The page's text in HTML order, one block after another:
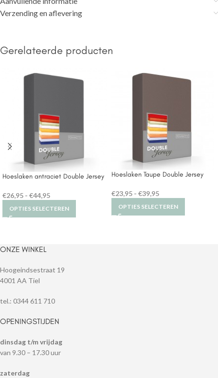
Verzending en aflevering
Gerelateerde producten
Hoeslaken antraciet Double Jersey
€26,95 - €44,95
OPTIES SELECTEREN
Hoeslaken Taupe Double Jersey
€23,95 - €39,95
OPTIES SELECTEREN
ONZE WINKEL
Hoogeindsestraat 19
4001 AA Tiel
tel.: 0344 611 710
OPENINGSTIJDEN
dinsdag t/m vrijdag
van 9.30 – 17.30 uur
zaterdag